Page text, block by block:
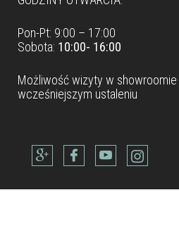
Pon-Pt: 9:00 – 17:00
Sobota: 10:00- 16:00
Możliwość wizyty w showroomie
wcześniejszym ustaleniu
Dane teleadresowe